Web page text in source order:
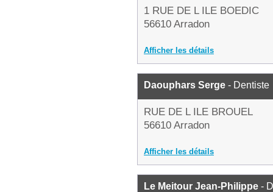
1 RUE DE L ILE BOEDIC
56610 Arradon
Afficher les détails
Daouphars Serge - Dentiste
RUE DE L ILE BROUEL
56610 Arradon
Afficher les détails
Le Meitour Jean-Philippe -